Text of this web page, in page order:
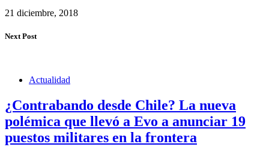
21 diciembre, 2018
Next Post
Actualidad
¿Contrabando desde Chile? La nueva
polémica que llevó a Evo a anunciar 19
puestos militares en la frontera